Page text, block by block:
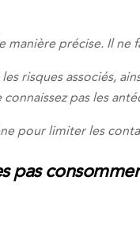
précise. Il ne
risques associés,
pas les
pour limiter les
pas